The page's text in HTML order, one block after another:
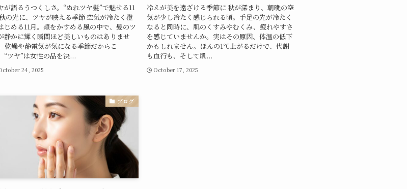
が語るうつくしさ。“ぬれツヤ髪”で魅せる11
の光に、ツヤが映える季節 空気が冷たく澄
じめる11月。頬をかすめる風の中で、髪のツ
静かに輝く瞬間ほど美しいものはありませ
乾燥や静電気が気になる季節だからこ
“ツヤ”は女性の品を決...
24, 2025
冷えが美を遠ざける季節に 秋が深まり、朝晩の空
気が少し冷たく感じられる頃。手足の先が冷たく
なると同時に、肌のくすみやむくみ、疲れやすさ
を感じていませんか。実はその原因、体温の低下
かもしれません。ほんの1℃上がるだけで、代謝
も血行も、そして肌...
October 17, 2025
ブログ